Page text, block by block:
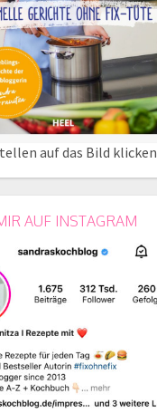
auf das Bild klicken
AUF INSTAGRAM